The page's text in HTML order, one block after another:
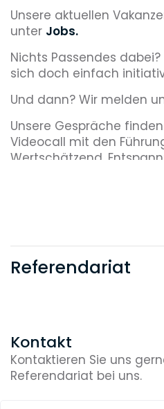
Unsere aktuellen
unter Jobs.
Nichts Passendes
sich doch einfach
Und dann? Wir melden
Unsere Gespräche
Videocall mit den
Wertschätzend.
Referendariat
Kontakt
Kontaktieren Sie uns
Referendariat bei uns.